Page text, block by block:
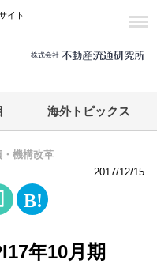
イト
海外トピックス
機構改革
2017/12/15
年10月期